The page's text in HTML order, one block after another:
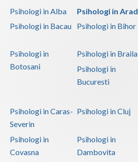
Psihologi in Alba Psihologi in Arad
Psihologi in Bacau
Psihologi in Bihor
Psihologi in
Botosani
Psihologi in Braila
Psihologi in
Bucuresti
Psihologi in Caras-
Severin
Psihologi in Cluj
Psihologi in
Covasna
Psihologi in
Dambovita